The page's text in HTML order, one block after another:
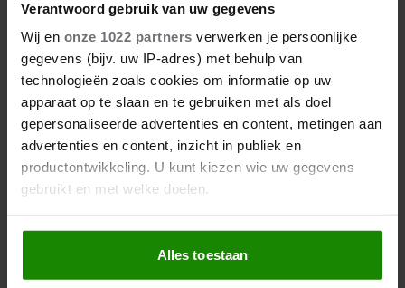
Verantwoord gebruik van uw gegevens
Wij en onze 1022 partners verwerken je persoonlijke
gegevens (bijv. uw IP-adres) met behulp van
technologieën zoals cookies om informatie op uw
apparaat op te slaan en te gebruiken met als doel
gepersonaliseerde advertenties en content, metingen aan
advertenties en content, inzicht in publiek en
productontwikkeling. U kunt kiezen wie uw gegevens
gebruikt en met welke doelen.
Als u het toestaat, willen we ook graag:
Informatie verzamelen over uw geografische
locatie, die tot een paar meter nauwkeurig kan zijn
Alles toestaan
PRINSES CHARLENE
BENADRUKT BELANG VAN
ZWEMLESSEN OM
VERDRINKING TE VOORKOMEN
Prinses Charlene van Monaco (47) waarschuwt
opnieuw voor de gevaren van verdrinking en
benadrukt hoe belangrijk zwemlessen zijn. De
vrouw van prins Albert (67) zet zich al jarenlang via
haar stichting in om kinderen zelfvertrouwen in het